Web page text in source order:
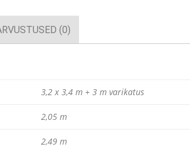
(0)
3,2 x 3,4 m + 3 m varikatus
2,05 m
2,49 m